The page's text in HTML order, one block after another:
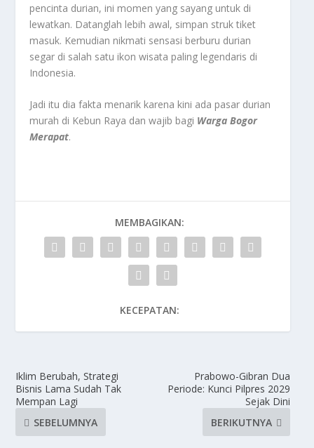
pencinta durian, ini momen yang sayang untuk di
lewatkan. Datanglah lebih awal, simpan struk tiket
masuk. Kemudian nikmati sensasi berburu durian
segar di salah satu ikon wisata paling legendaris di
Indonesia.
Jadi itu dia fakta menarik karena kini ada pasar durian
murah di Kebun Raya dan wajib bagi Warga Bogor
Merapat.
MEMBAGIKAN:
KECEPATAN:
Iklim Berubah, Strategi
Bisnis Lama Sudah Tak
Mempan Lagi
SEBELUMNYA
Prabowo-Gibran Dua
Periode: Kunci Pilpres 2029
Sejak Dini
BERIKUTNYA